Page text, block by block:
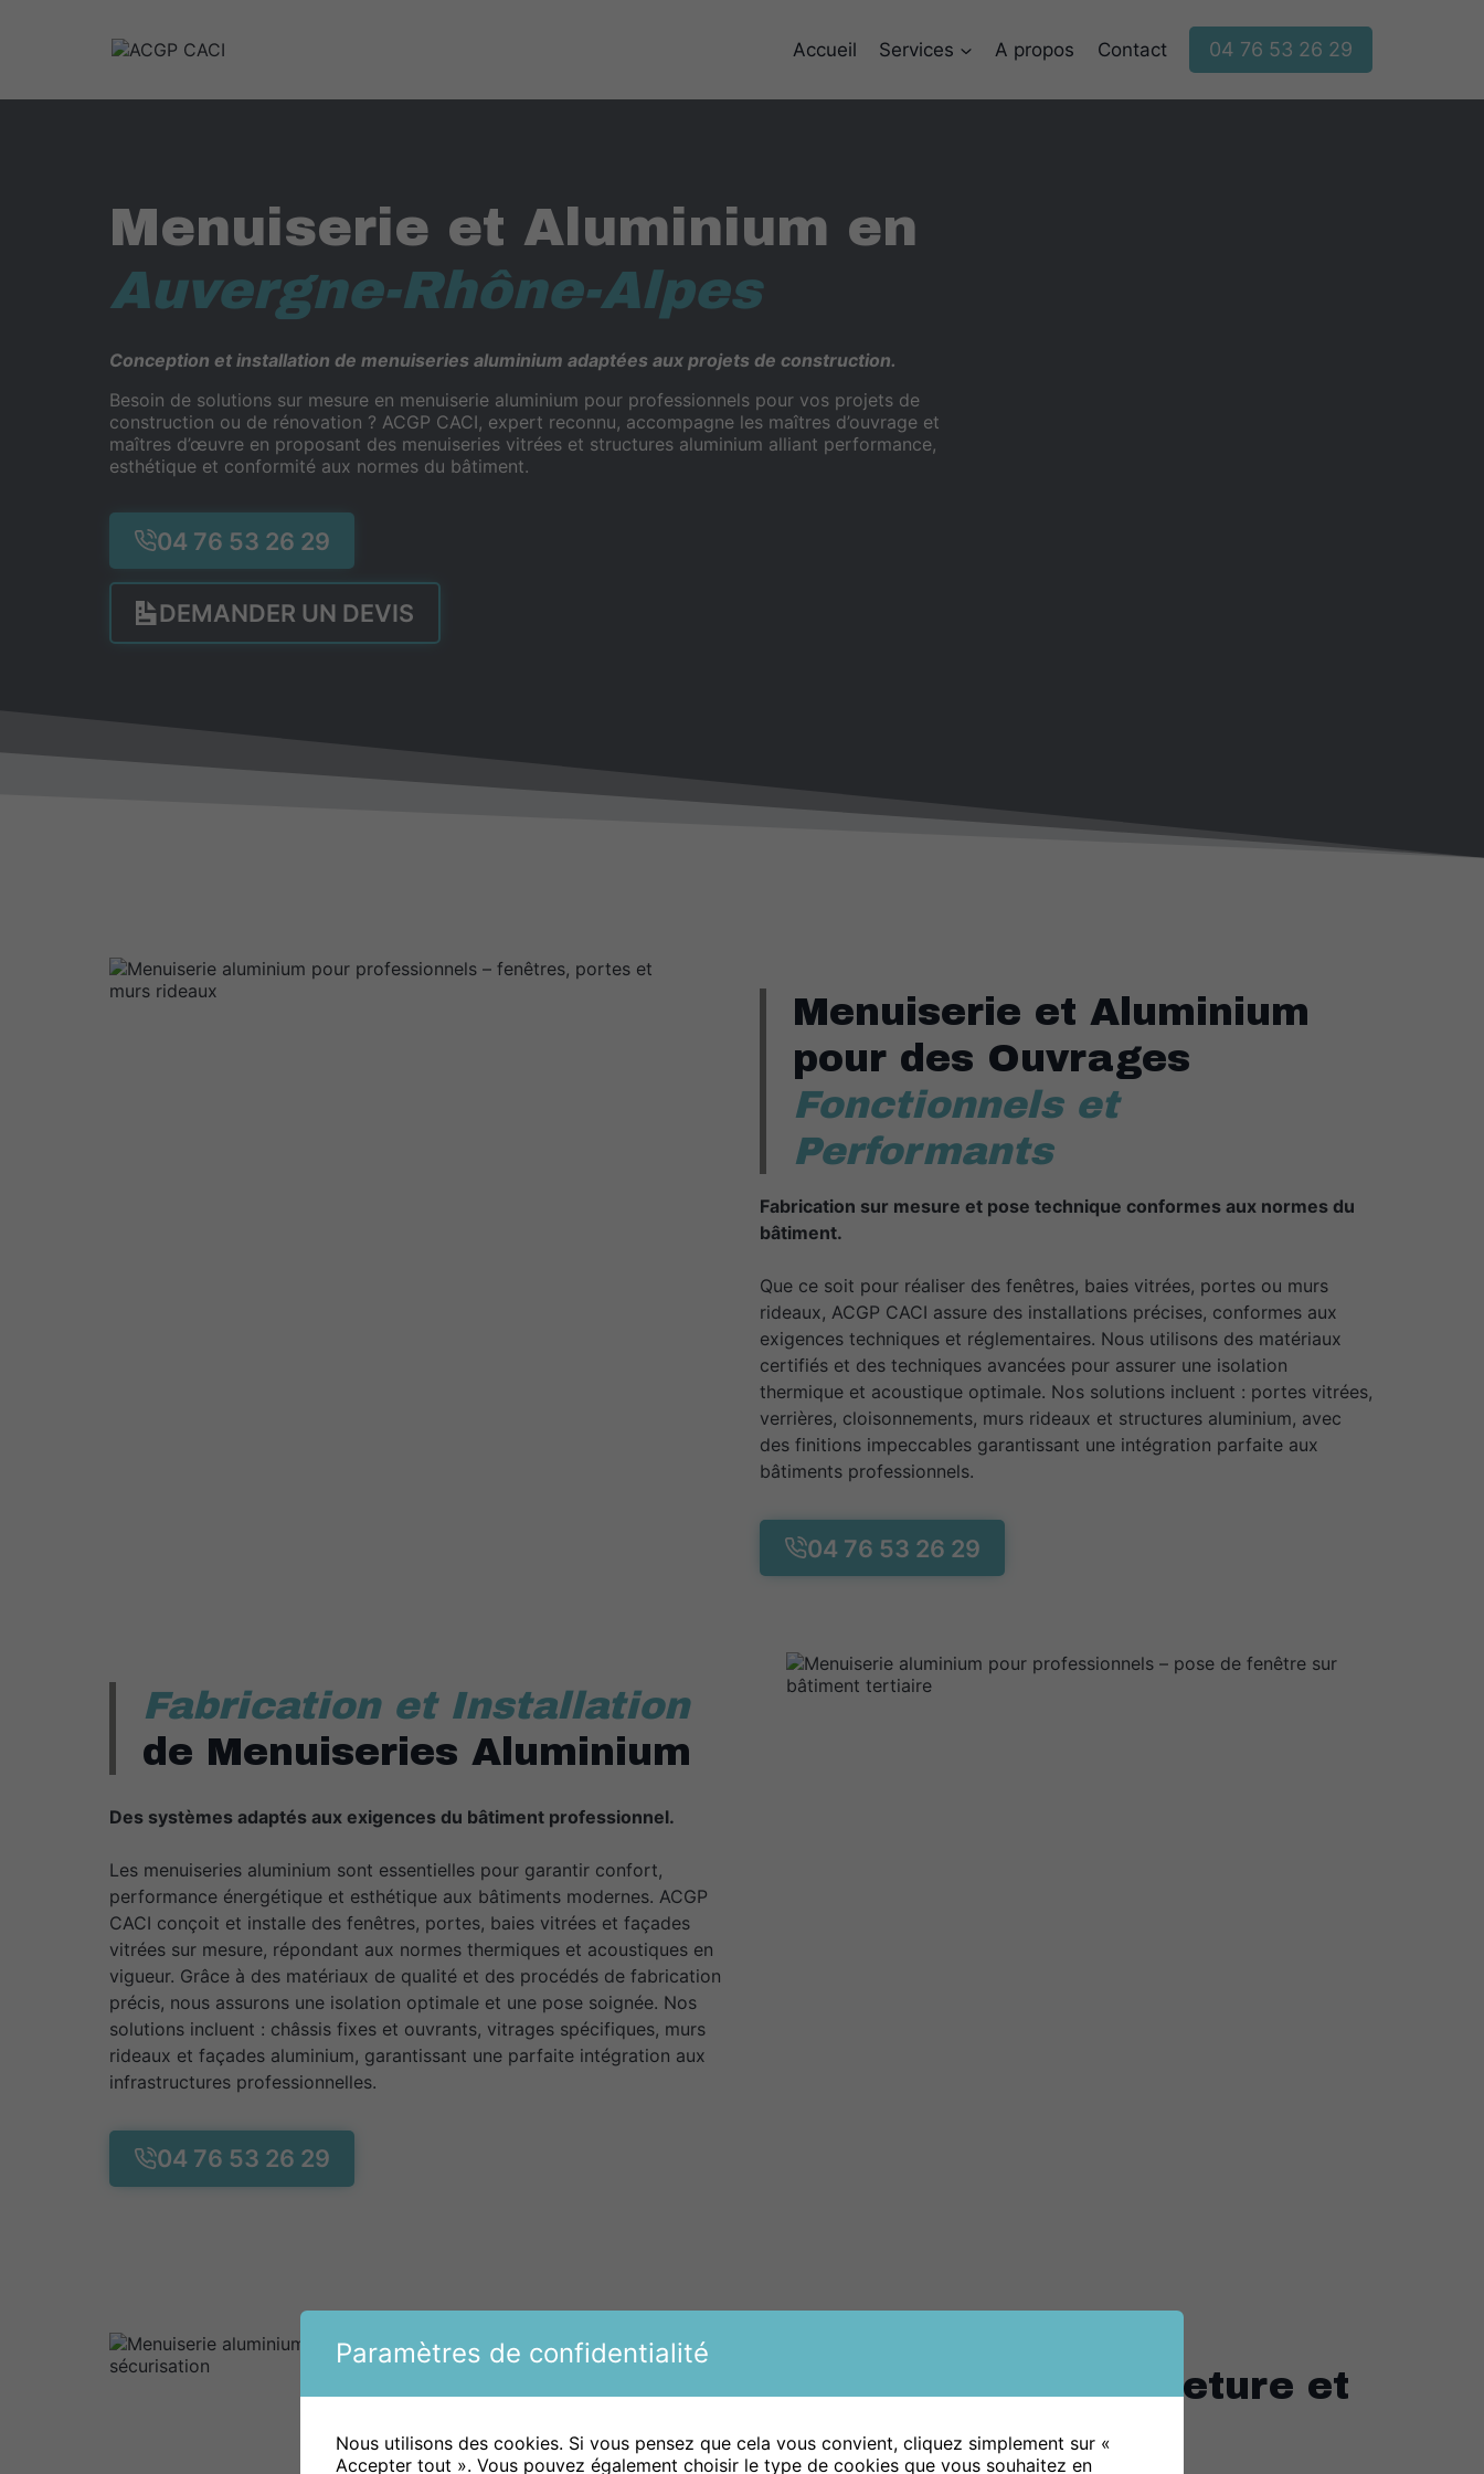
Accueil Services A propos Contact 04 76 53 26 29
Menuiserie et Aluminium en
Auvergne-Rhône-Alpes
Conception et installation de menuiseries aluminium adaptées aux projets de construction.
Besoin de solutions sur mesure en menuiserie aluminium pour professionnels pour vos projets de
construction ou de rénovation ? ACGP CACI, expert reconnu, accompagne les maîtres d’ouvrage et
maîtres d’œuvre en proposant des menuiseries vitrées et structures aluminium alliant performance,
esthétique et conformité aux normes du bâtiment.
04 76 53 26 29
DEMANDER UN DEVIS
Menuiserie et Aluminium
pour des Ouvrages
Fonctionnels et
Performants
Fabrication sur mesure et pose technique conformes aux normes du
bâtiment.
Que ce soit pour réaliser des fenêtres, baies vitrées, portes ou murs
rideaux, ACGP CACI assure des installations précises, conformes aux
exigences techniques et réglementaires. Nous utilisons des matériaux
certifiés et des techniques avancées pour assurer une isolation
thermique et acoustique optimale. Nos solutions incluent : portes vitrées,
verrières, cloisonnements, murs rideaux et structures aluminium, avec
des finitions impeccables garantissant une intégration parfaite aux
bâtiments professionnels.
04 76 53 26 29
Fabrication et Installation
de Menuiseries Aluminium
Des systèmes adaptés aux exigences du bâtiment professionnel.
Les menuiseries aluminium sont essentielles pour garantir confort,
performance énergétique et esthétique aux bâtiments modernes. ACGP
CACI conçoit et installe des fenêtres, portes, baies vitrées et façades
vitrées sur mesure, répondant aux normes thermiques et acoustiques en
vigueur. Grâce à des matériaux de qualité et des procédés de fabrication
précis, nous assurons une isolation optimale et une pose soignée. Nos
solutions incluent : châssis fixes et ouvrants, vitrages spécifiques, murs
rideaux et façades aluminium, garantissant une parfaite intégration aux
infrastructures professionnelles.
04 76 53 26 29
Systèmes de Fermeture et
Protection Vitrée
Paramètres de confidentialité
Nous utilisons des cookies. Si vous pensez que cela vous convient, cliquez simplement sur «
Accepter tout ». Vous pouvez également choisir le type de cookies que vous souhaitez en